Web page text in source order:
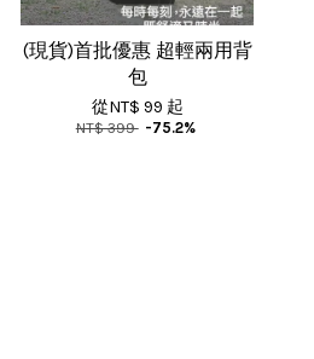
(現貨)首批優惠 超輕兩用背
包
從NT$ 99 起
NT$ 399 -75.2%